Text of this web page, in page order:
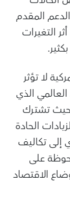
المقدم
التغيرات
لا تؤثر
الذي
تشترك
الحادة
إلى تكاليف
على
الاقتصاد